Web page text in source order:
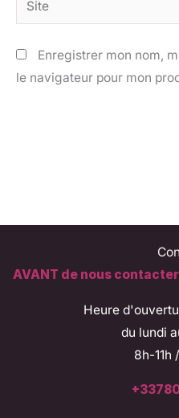
Enregistrer mon nom,
le navigateur pour mon
AVANT de nous
Heure
du lundi
8h-11h